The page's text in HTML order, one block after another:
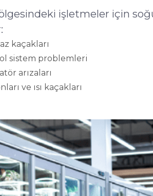
işletmeler için
kaçakları
sistem problemleri
arızaları
ve ısı kaçakları